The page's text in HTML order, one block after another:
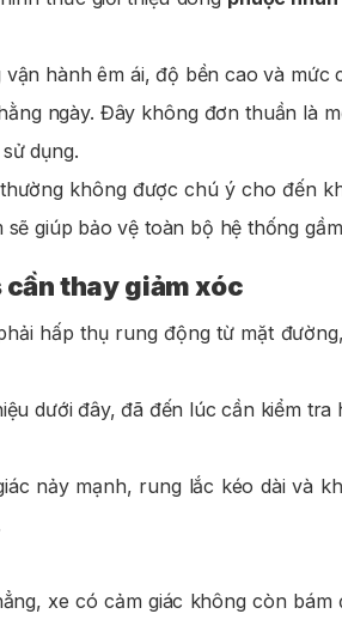
hành êm ái, độ bền cao và mức
ngày. Đây không đơn thuần là
dụng.
không được chú ý cho đến
giúp bảo vệ toàn bộ hệ thống
thay giảm xóc
hấp thụ rung động từ mặt
dưới đây, đã đến lúc cần kiểm tra
nảy mạnh, rung lắc kéo dài và
xe có cảm giác không còn